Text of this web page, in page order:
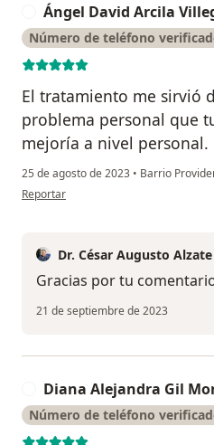
Ángel David Arcila
Número de teléfono
El tratamiento me sirvió
problema personal que
mejoría a nivel personal.
25 de agosto de 2023 • Barrio
en opinión del usuario Ángel David
Reportar
Dr. César Augusto
Gracias por tu
21 de septiembre de 2023
Diana Alejandra Gil
Número de teléfono